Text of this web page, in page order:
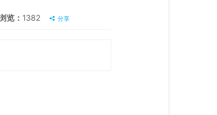
览： 1382 分享